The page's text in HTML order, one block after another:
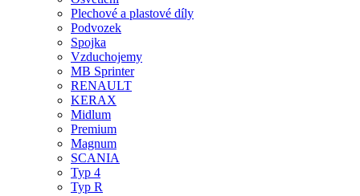
Plechové a plastové díly
Podvozek
Spojka
Vzduchojemy
MB Sprinter
RENAULT
KERAX
Midlum
Premium
Magnum
SCANIA
Typ 4
Typ R